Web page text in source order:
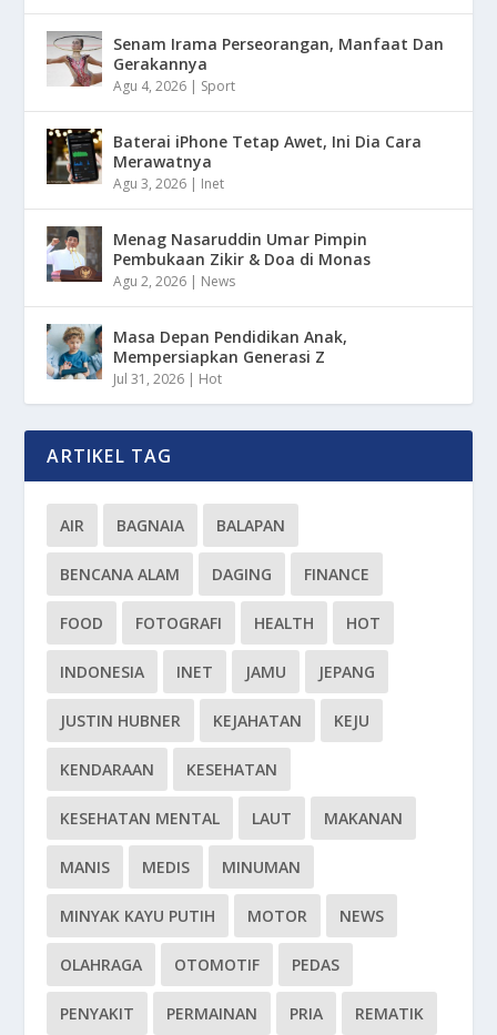
Senam Irama Perseorangan, Manfaat Dan
Gerakannya
Agu 4, 2026 | Sport
Baterai iPhone Tetap Awet, Ini Dia Cara
Merawatnya
Agu 3, 2026 | Inet
Menag Nasaruddin Umar Pimpin
Pembukaan Zikir & Doa di Monas
Agu 2, 2026 | News
Masa Depan Pendidikan Anak,
Mempersiapkan Generasi Z
Jul 31, 2026 | Hot
ARTIKEL TAG
AIR BAGNAIA BALAPAN
BENCANA ALAM DAGING FINANCE
FOOD FOTOGRAFI HEALTH HOT
INDONESIA INET JAMU JEPANG
JUSTIN HUBNER KEJAHATAN KEJU
KENDARAAN KESEHATAN
KESEHATAN MENTAL LAUT MAKANAN
MANIS MEDIS MINUMAN
MINYAK KAYU PUTIH MOTOR NEWS
OLAHRAGA OTOMOTIF PEDAS
PENYAKIT PERMAINAN PRIA REMATIK